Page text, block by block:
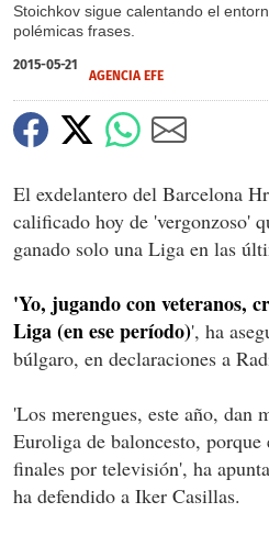
Stoichkov sigue calentando el
polémicas frases.
2015-05-21
AGENCIA EFE
El exdelantero del Barcelona
calificado hoy de 'vergonzoso'
ganado solo una Liga en las
'Yo, jugando con veteranos,
Liga (en ese período)', ha
búlgaro, en declaraciones a
'Los merengues, este año, dan
Euroliga de baloncesto,
finales por televisión', ha
ha defendido a Iker Casillas.